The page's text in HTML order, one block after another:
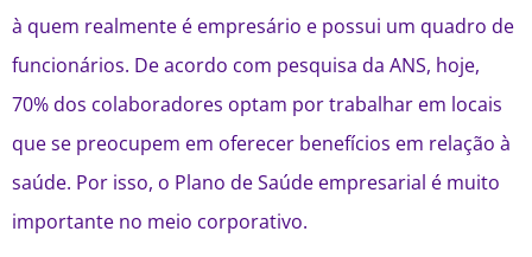
à quem realmente é empresário e possui um quadro de
funcionários. De acordo com pesquisa da ANS, hoje,
70% dos colaboradores optam por trabalhar em locais
que se preocupem em oferecer benefícios em relação à
saúde. Por isso, o Plano de Saúde empresarial é muito
importante no meio corporativo.